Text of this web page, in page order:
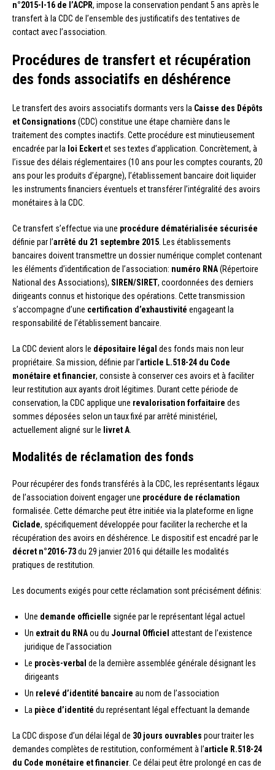
n°2015-I-16 de l’ACPR, impose la conservation pendant 5 ans après le
transfert à la CDC de l’ensemble des justificatifs des tentatives de
contact avec l’association.
Procédures de transfert et récupération
des fonds associatifs en déshérence
Le transfert des avoirs associatifs dormants vers la Caisse des Dépôts
et Consignations (CDC) constitue une étape charnière dans le
traitement des comptes inactifs. Cette procédure est minutieusement
encadrée par la loi Eckertet ses textes d’application. Concrètement, à
l’issue des délais réglementaires (10 ans pour les comptes courants, 20
ans pour les produits d’épargne), l’établissement bancaire doit liquider
les instruments financiers éventuels et transférer l’intégralité des avoirs
monétaires à la CDC.
Ce transfert s’effectue via une procédure dématérialisée sécurisée
définie par l’arrêté du 21 septembre 2015. Les établissements
bancaires doivent transmettre un dossier numérique complet contenant
les éléments d’identification de l’association: numéro RNA(Répertoire
National des Associations), SIREN/SIRET, coordonnées des derniers
dirigeants connus et historique des opérations. Cette transmission
s’accompagne d’une certification d’exhaustivité engageant la
responsabilité de l’établissement bancaire.
La CDC devient alors le dépositaire légal des fonds mais non leur
propriétaire. Sa mission, définie par l’article L.518-24 du Code
monétaire et financier, consiste à conserver ces avoirs et à faciliter
leur restitution aux ayants droit légitimes. Durant cette période de
conservation, la CDC applique une revalorisation forfaitaire des
sommes déposées selon un taux fixé par arrêté ministériel,
actuellement aligné sur le livret A.
Modalités de réclamation des fonds
Pour récupérer des fonds transférés à la CDC, les représentants légaux
de l’association doivent engager une procédure de réclamation
formalisée. Cette démarche peut être initiée via la plateforme en ligne
Ciclade, spécifiquement développée pour faciliter la recherche et la
récupération des avoirs en déshérence. Le dispositif est encadré par le
décret n°2016-73du 29 janvier 2016 qui détaille les modalités
pratiques de restitution.
Les documents exigés pour cette réclamation sont précisément définis:
Une demande officielle signée par le représentant légal actuel
Un extrait du RNAou du Journal Officiel attestant de l’existence
juridique de l’association
Le procès-verbal de la dernière assemblée générale désignant les
dirigeants
Un relevé d’identité bancaire au nom de l’association
La pièce d’identité du représentant légal effectuant la demande
La CDC dispose d’un délai légal de 30 jours ouvrables pour traiter les
demandes complètes de restitution, conformément à l’article R.518-24
du Code monétaire et financier. Ce délai peut être prolongé en cas de